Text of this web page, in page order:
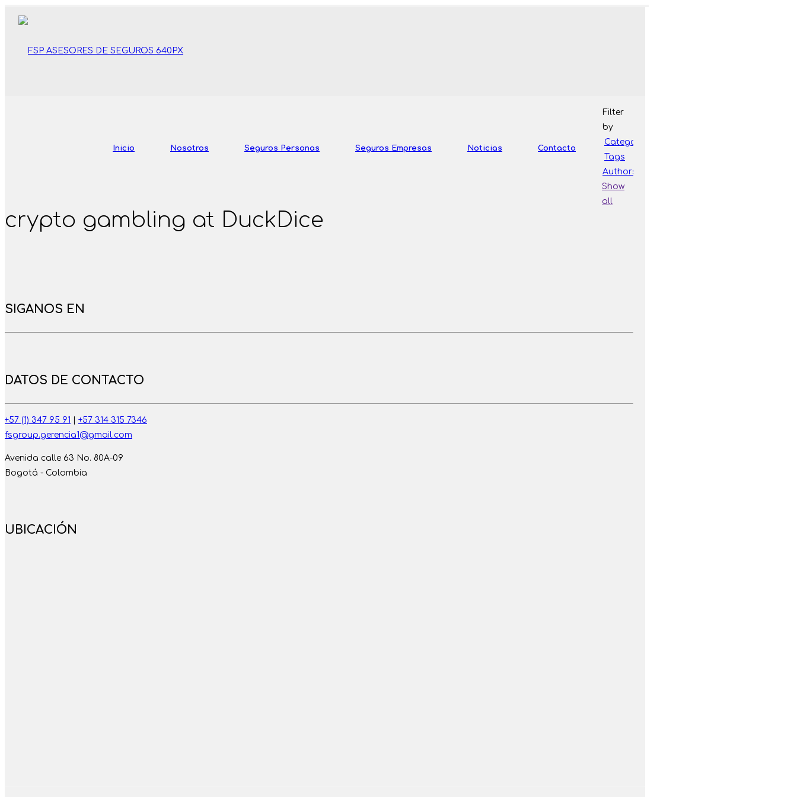
Inicio Nosotros Seguros Personas Seguros Empresas Noticias Contacto
crypto gambling at DuckDice
Filter
by
Categories
Tags
Authors
Show
all
SIGANOS EN
DATOS DE CONTACTO
+57 (1) 347 95 91
+57 314 315 7346
fsgroup.gerencia1@gmail.com
Avenida calle 63 No. 80A-09
Bogotá - Colombia
UBICACIÓN